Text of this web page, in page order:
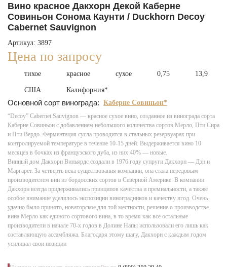
Вино красное Дакхорн Декой Каберне
Совиньон Сонома Каунти / Duckhorn Decoy
Cabernet Sauvignon
Артикул: 3897
Цена по запросу
тихое красное сухое 0,75 13,9
США Калифорния*
Основной сорт винограда: Каберне Совиньон*
“Decoy” Cabernet Sauvignon — красное сухое вино, созданное из винограда сорта
Каберне Совиньон с добавлением небольшого количества сортов Мерло, Пти Сира
и Пти Вердо. Ферментация сусла проводится в стальных резервуарах при
контролируемой температуре в течение 10-15 дней. Выдерживается вино 10
месяцев в бочках из французского дуба, из них 40% — новые.
Винный дом Дакхорн Виньярдс создали в 1976 году супруги Дакхорн — Дэн и
Маргарет. За четверть века существования компании, она стала передовым
производителем вин из бордосских сортов в Северной Америке. В компании
Дакхорн всегда придерживались принципов качества и премиальности, а также
особое внимание уделялось экспозиции виноградников и качеству ягод. Очень
удачно было принято, новаторское для той местности, решение о производстве
вина Мерло как единого сортового вина, в то время как все остальные
производители в начале 70-х годов в Долине Напы использовали его лишь как
составляющую ассамбляжа. Благодаря этому шагу, Дакхорн с каждым годом
усиливал свои позиции